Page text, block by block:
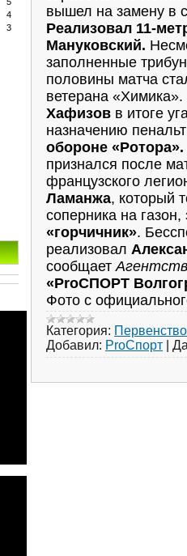
4
3
вышел на замену в
Реализовал 11-
Мануковский.
заполненные
половины матча
ветерана
Хафизов в итоге
назначению
обороне «Ротора».
признался после
французского
Ламанжа, который
соперника на газон,
«горчичник».
реализовал
сообщает
«ProСПОРТ
Фото с
Категория:
Добавил: ProСпорт